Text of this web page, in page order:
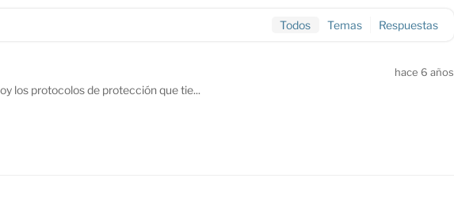
Todos Temas Respuestas
los protocolos de protección que tie...
hace 6 años